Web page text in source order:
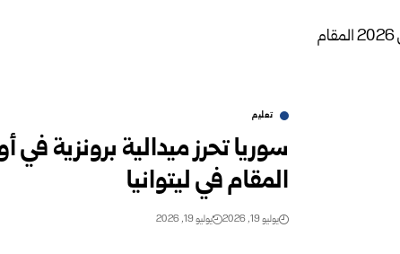
تعليم
المقام في ليتوانيا
يوليو 19, 2026 يوليو 19, 2026